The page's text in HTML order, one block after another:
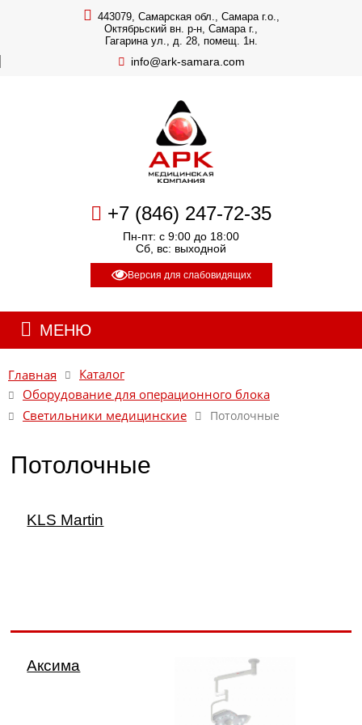
443079, Самарская обл., Самара г.о.,
Октябрьский вн. р-н, Самара г.,
Гагарина ул., д. 28, помещ. 1н.
info@ark-samara.com
+7 (846) 247-72-35
Пн-пт: с 9:00 до 18:00
Сб, вс: выходной
Версия для слабовидящих
МЕНЮ
Главная
Каталог
Оборудование для операционного блока
Светильники медицинские
Потолочные
Потолочные
KLS Martin
Аксима